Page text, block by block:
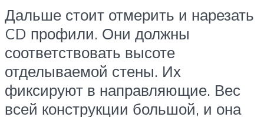
Дальше стоит отмерить и нарезать
CD профили. Они должны
соответствовать высоте
отделываемой стены. Их
фиксируют в направляющие. Вес
всей конструкции большой, и она